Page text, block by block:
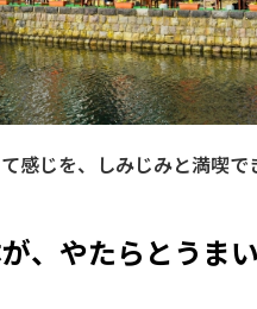
感じを、しみじみと満喫で
、やたらとうまい